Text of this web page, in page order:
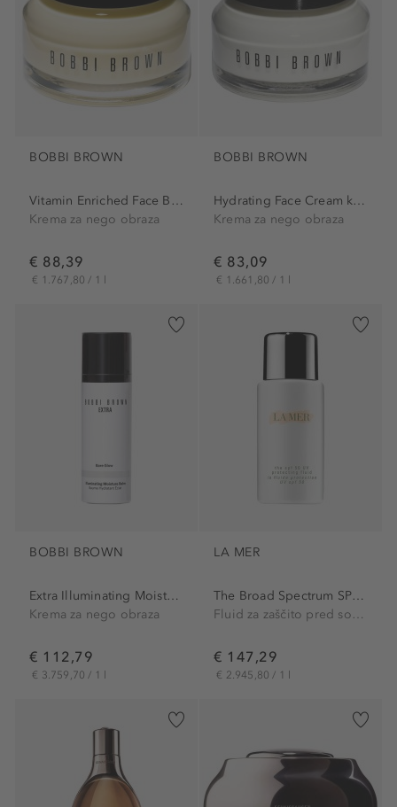
BOBBI BROWN
Vitamin Enriched Face Base
Krema za nego obraza
€ 88,39
€ 1.767,80 / 1 l
BOBBI BROWN
Hydrating Face Cream krema...
Krema za nego obraza
€ 83,09
€ 1.661,80 / 1 l
BOBBI BROWN
Extra Illuminating Moisture...
Krema za nego obraza
€ 112,79
€ 3.759,70 / 1 l
LA MER
The Broad Spectrum SPF 50...
Fluid za zaščito pred soncem
€ 147,29
€ 2.945,80 / 1 l